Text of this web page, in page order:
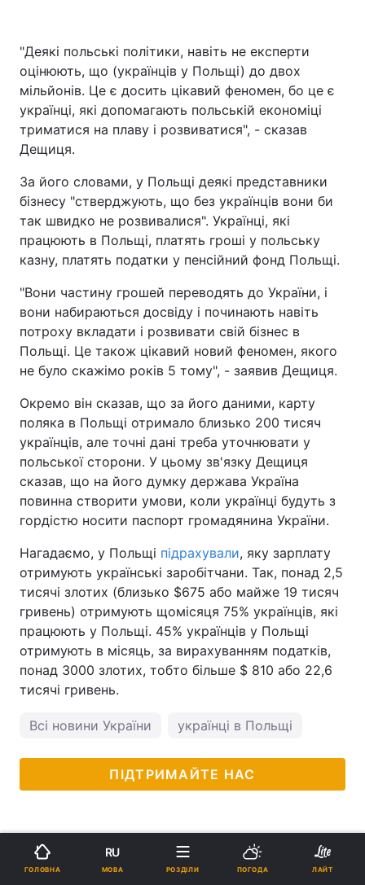
"Деякі польські політики, навіть не експерти
оцінюють, що (українців у Польщі) до двох
мільйонів. Це є досить цікавий феномен, бо це є
українці, які допомагають польській економіці
триматися на плаву і розвиватися", - сказав
Дещиця.
За його словами, у Польщі деякі представники
бізнесу "стверджують, що без українців вони би
так швидко не розвивалися". Українці, які
працюють в Польщі, платять гроші у польську
казну, платять податки у пенсійний фонд Польщі.
"Вони частину грошей переводять до України, і
вони набираються досвіду і починають навіть
потроху вкладати і розвивати свій бізнес в
Польщі. Це також цікавий новий феномен, якого
не було скажімо років 5 тому", - заявив Дещиця.
Окремо він сказав, що за його даними, карту
поляка в Польщі отримало близько 200 тисяч
українців, але точні дані треба уточнювати у
польської сторони. У цьому зв'язку Дещиця
сказав, що на його думку держава Україна
повинна створити умови, коли українці будуть з
гордістю носити паспорт громадянина України.
Нагадаємо, у Польщі підрахували, яку зарплату
отримують українські заробітчани. Так, понад 2,5
тисячі злотих (близько $675 або майже 19 тисяч
гривень) отримують щомісяця 75% українців, які
працюють у Польщі. 45% українців у Польщі
отримують в місяць, за вирахуванням податків,
понад 3000 злотих, тобто більше $ 810 або 22,6
тисячі гривень.
Всі новини України українці в Польщі
ПІДТРИМАЙТЕ НАС
ГОЛОВНА
RU
МОВА РОЗДІЛИ ПОГОДА ЛАЙТ